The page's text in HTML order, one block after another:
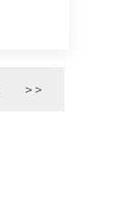
>>